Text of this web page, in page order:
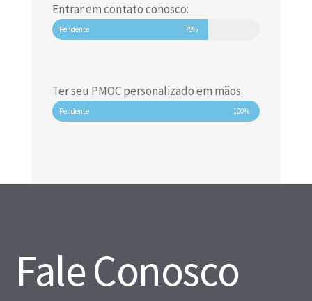
Entrar em contato conosco:
Pendente 75%
Ter seu PMOC personalizado em mãos.
Pendente 100%
Fale Conosco